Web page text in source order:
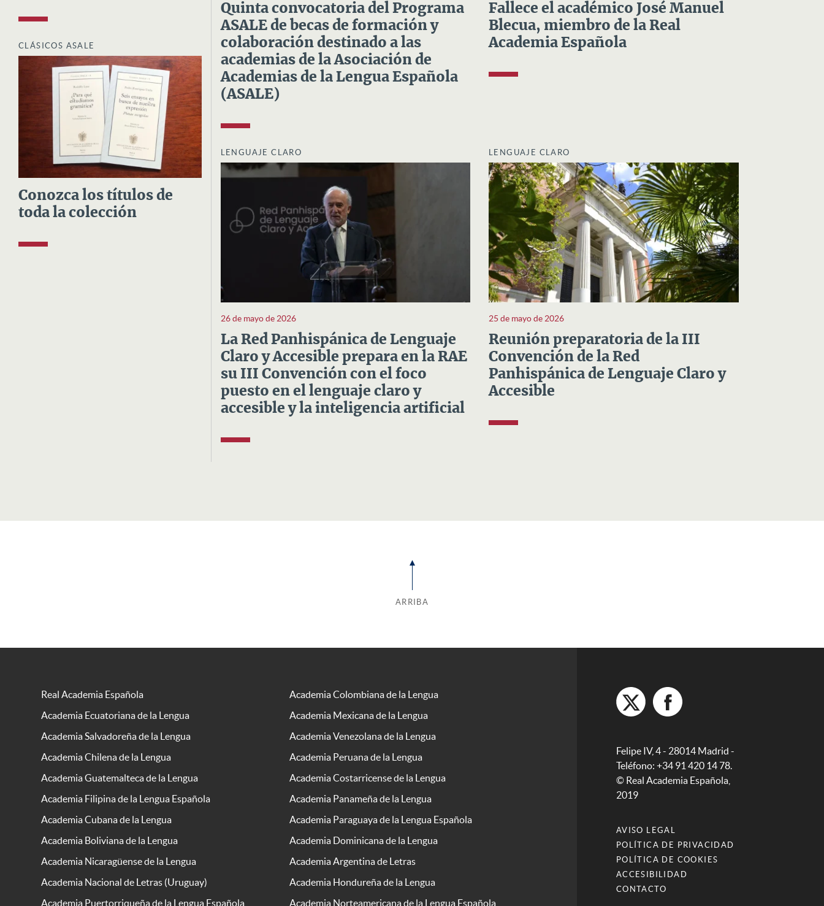
CLÁSICOS ASALE
Conozca los títulos de
toda la colección
Quinta convocatoria del Programa
ASALE de becas de formación y
colaboración destinado a las
academias de la Asociación de
Academias de la Lengua Española
(ASALE)
Fallece el académico José Manuel
Blecua, miembro de la Real
Academia Española
LENGUAJE CLARO
26 de mayo de 2026
La Red Panhispánica de Lenguaje
Claro y Accesible prepara en la RAE
su III Convención con el foco
puesto en el lenguaje claro y
accesible y la inteligencia artificial
LENGUAJE CLARO
25 de mayo de 2026
Reunión preparatoria de la III
Convención de la Red
Panhispánica de Lenguaje Claro y
Accesible
ARRIBA
Real Academia Española
Academia Colombiana de la Lengua
Academia Ecuatoriana de la Lengua
Academia Mexicana de la Lengua
Academia Salvadoreña de la Lengua
Academia Venezolana de la Lengua
Academia Chilena de la Lengua
Academia Peruana de la Lengua
Academia Guatemalteca de la Lengua
Academia Costarricense de la Lengua
Academia Filipina de la Lengua Española
Academia Panameña de la Lengua
Academia Cubana de la Lengua
Academia Paraguaya de la Lengua Española
Academia Boliviana de la Lengua
Academia Dominicana de la Lengua
Academia Nicaragüense de la Lengua
Academia Argentina de Letras
Academia Nacional de Letras (Uruguay)
Academia Hondureña de la Lengua
Academia Puertorriqueña de la Lengua Española
Academia Norteamericana de la Lengua Española
Felipe IV, 4 - 28014 Madrid -
Teléfono: +34 91 420 14 78.
© Real Academia Española,
2019
AVISO LEGAL
POLÍTICA DE PRIVACIDAD
POLÍTICA DE COOKIES
ACCESIBILIDAD
CONTACTO